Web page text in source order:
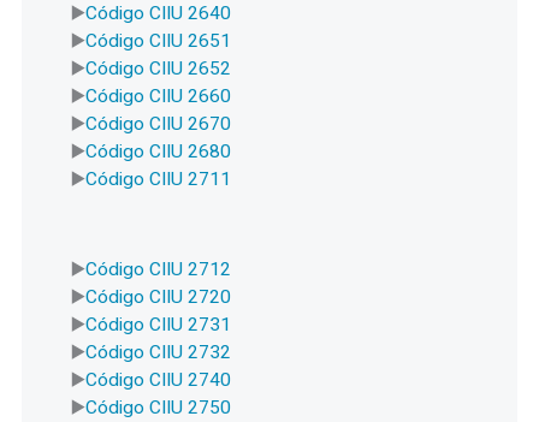
Código CIIU 2640
Código CIIU 2651
Código CIIU 2652
Código CIIU 2660
Código CIIU 2670
Código CIIU 2680
Código CIIU 2711
Código CIIU 2712
Código CIIU 2720
Código CIIU 2731
Código CIIU 2732
Código CIIU 2740
Código CIIU 2750